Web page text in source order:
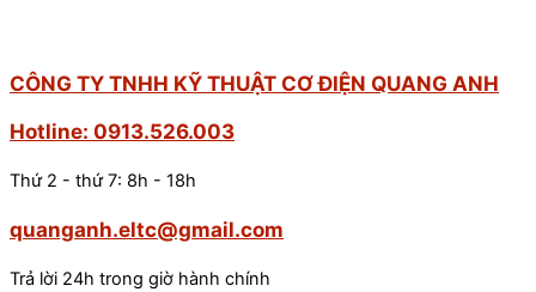
CÔNG TY TNHH KỸ THUẬT CƠ ĐIỆN QUANG ANH
Hotline: 0913.526.003
Thứ 2 - thứ 7: 8h - 18h
quanganh.eltc@gmail.com
Trả lời 24h trong giờ hành chính